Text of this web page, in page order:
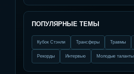
ПОПУЛЯРНЫЕ ТЕМЫ
Кубок Стэнли Трансферы Травмы
Рекорды Интервью Молодые таланты